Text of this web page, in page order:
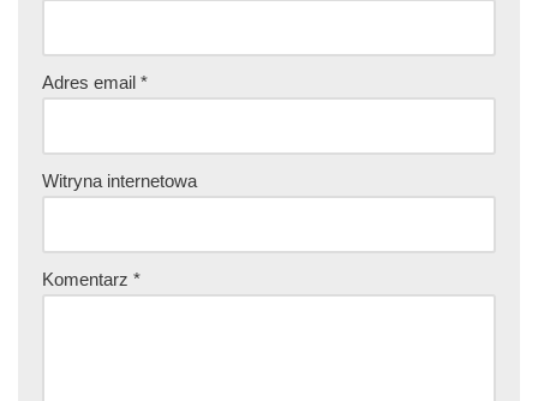
Adres email *
Witryna internetowa
Komentarz *